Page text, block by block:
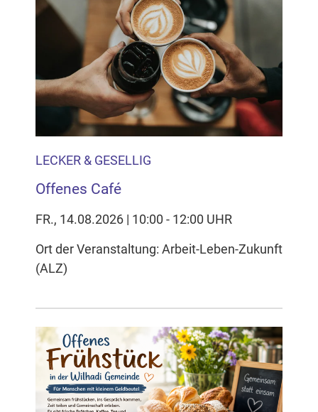
LECKER & GESELLIG
Offenes Café
FR., 14.08.2026 | 10:00 - 12:00 UHR
Ort der Veranstaltung: Arbeit-Leben-Zukunft
(ALZ)